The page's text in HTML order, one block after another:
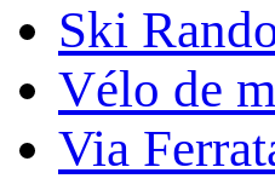
Ski
Vélo de
Via